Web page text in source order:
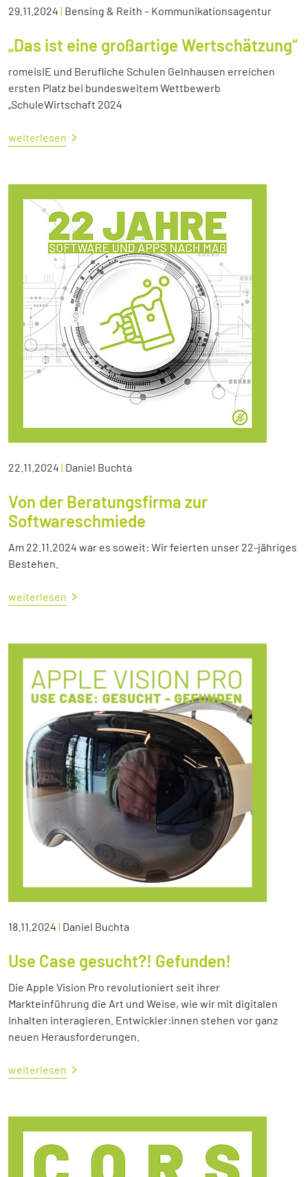
29.11.2024 | Bensing & Reith – Kommunikationsagentur
„Das ist eine großartige Wertschätzung“
romeisIE und Berufliche Schulen Gelnhausen erreichen
ersten Platz bei bundesweitem Wettbewerb
„SchuleWirtschaft 2024
weiterlesen
22.11.2024 | Daniel Buchta
Von der Beratungsfirma zur
Softwareschmiede
Am 22.11.2024 war es soweit: Wir feierten unser 22-jähriges
Bestehen.
weiterlesen
18.11.2024 | Daniel Buchta
Use Case gesucht?! Gefunden!
Die Apple Vision Pro revolutioniert seit ihrer
Markteinführung die Art und Weise, wie wir mit digitalen
Inhalten interagieren. Entwickler:innen stehen vor ganz
neuen Herausforderungen.
weiterlesen